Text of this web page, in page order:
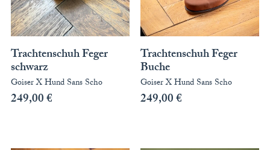
KOOPERATIONEN
HÄNDLER
LOOKBOOK
Trachtenschuh Feger
schwarz
Goiser X Hund Sans Scho
249,00€
Trachtenschuh Feger
Buche
Goiser X Hund Sans Scho
249,00€